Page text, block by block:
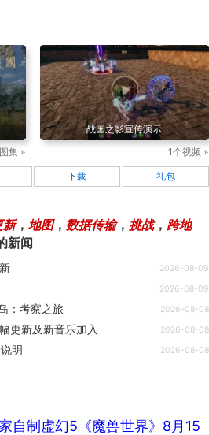
集 »
战国之影宣传演示
1个视频 »
下载 礼包
新， 地图， 数据传输， 挑战， 跨地
新闻
2026-08-09
2026-08-09
：考察之旅 2026-08-08
更新及新音乐加入 2026-08-08
明 2026-08-08
自制虚幻5《魔兽世界》8月15